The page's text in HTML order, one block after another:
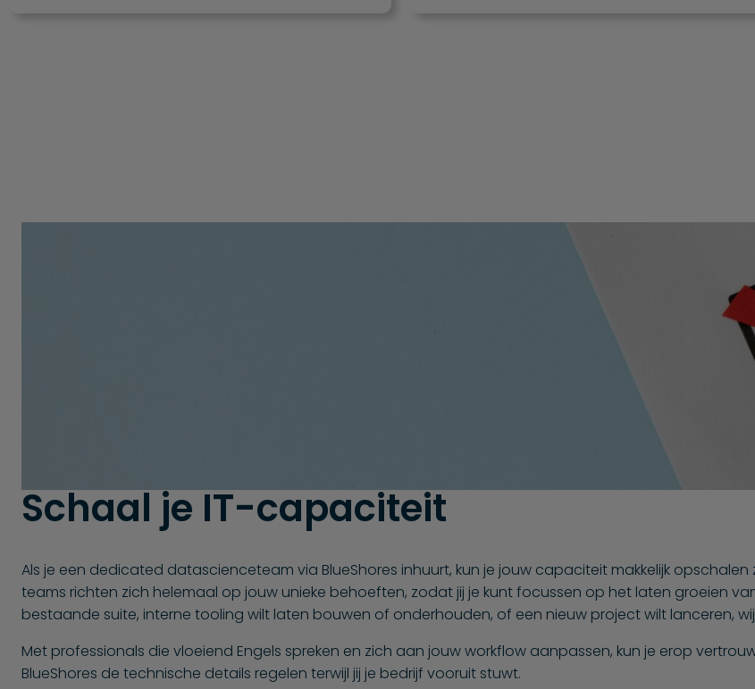
Schaal je IT-capaciteit
Als je een dedicated datascienceteam via BlueShores inhuurt, kun je jouw capaciteit makkelijk
teams richten zich helemaal op jouw unieke behoeften, zodat jij je kunt focussen op het laten groeien
bestaande suite, interne tooling wilt laten bouwen of onderhouden, of een nieuw project wilt lanceren,
Met professionals die vloeiend Engels spreken en zich aan jouw workflow aanpassen, kun je erop
BlueShores de technische details regelen terwijl jij je bedrijf vooruit stuwt.